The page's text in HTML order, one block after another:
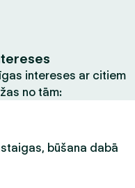
intereses ar citiem
no tām:
būšana dabā